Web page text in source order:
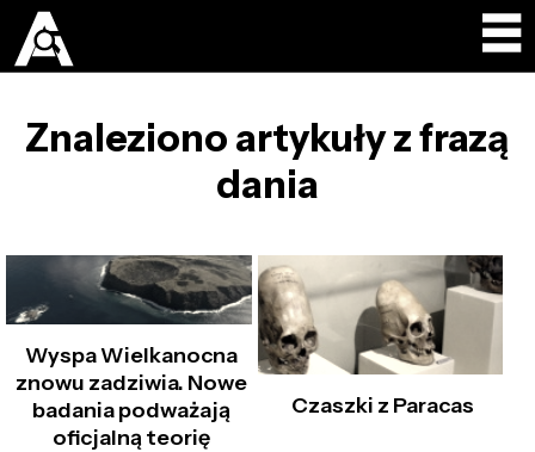
Znaleziono artykuły z frazą
dania
Wyspa Wielkanocna
znowu zadziwia. Nowe
badania podważają
oficjalną teorię
Czaszki z Paracas